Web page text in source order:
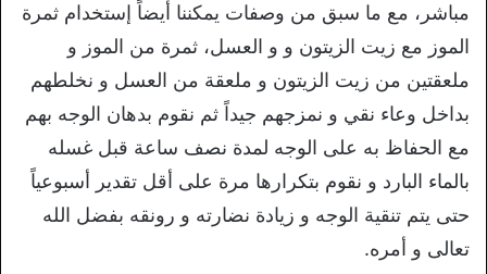
مباشر، مع ما سبق من وصفات يمكننا أيضاً إستخدام ثمرة
الموز مع زيت الزيتون و و العسل، ثمرة من الموز و
ملعقتين من زيت الزيتون و ملعقة من العسل و نخلطهم
بداخل وعاء نقي و نمزجهم جيداً ثم نقوم بدهان الوجه بهم
مع الحفاظ به على الوجه لمدة نصف ساعة قبل غسله
بالماء البارد و نقوم بتكرارها مرة على أقل تقدير أسبوعياً
حتى يتم تنقية الوجه و زيادة نضارته و رونقه بفضل الله
تعالى و أمره.